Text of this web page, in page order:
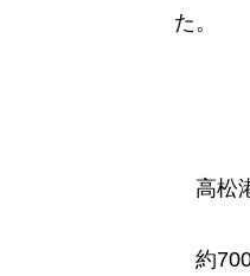
た。
高松
約700